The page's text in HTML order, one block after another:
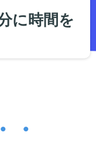
に時間を
・